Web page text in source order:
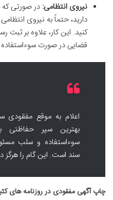
نیروی انتظامی: در صورتی
دارید، حتماً به نیروی
کنید. این کار، علاوه بر
قضایی در صورت
اعلام به موقع مفقودی
بهترین سپر حفاظتی
سوءاستفاده و سلب
سند است. این گام را
چاپ آگهی مفقودی در روزنامه های